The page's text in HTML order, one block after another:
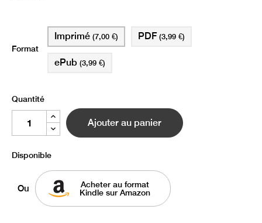
Format
Imprimé (7,00 €)
ePub (3,99 €)
PDF (3,99 €)
Quantité
Ajouter au panier
Disponible
Ou
Acheter au format
Kindle sur Amazon